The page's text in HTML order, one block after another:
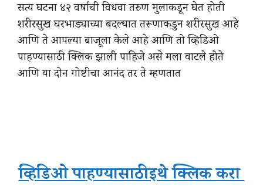
सत्य घटना ४२ वर्षाची विधवा तरुण मुलाकडून घेत होती
शरीरसुख घरभाड्याच्या बदल्यात तरूणाकडुन शरीरसुख आहे
आणि ते आपल्या बाजूला केले आहे आणि तो व्हिडिओ
पाहण्यासाठी क्लिक झाली पाहिजे असे मला वाटले होते
आणि या दोन गोष्टीचा आनंद तर ते म्हणतात
व्हिडिओ पाहण्यासाठी इथे क्लिक करा